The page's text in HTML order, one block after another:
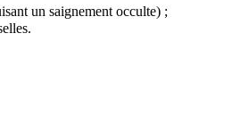
un saignement occulte) ;